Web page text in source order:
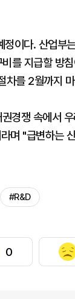
이다. 산업부
를 지급할 방
차를 2월까지
경쟁 속에서
며 "급변하는
#R&D
0